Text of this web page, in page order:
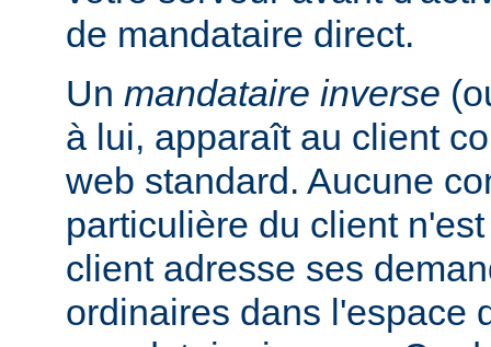
de mandataire direct.
Un mandataire inverse
à lui, apparaît au client
web standard. Aucune
particulière du client
client adresse ses
ordinaires dans l'espace